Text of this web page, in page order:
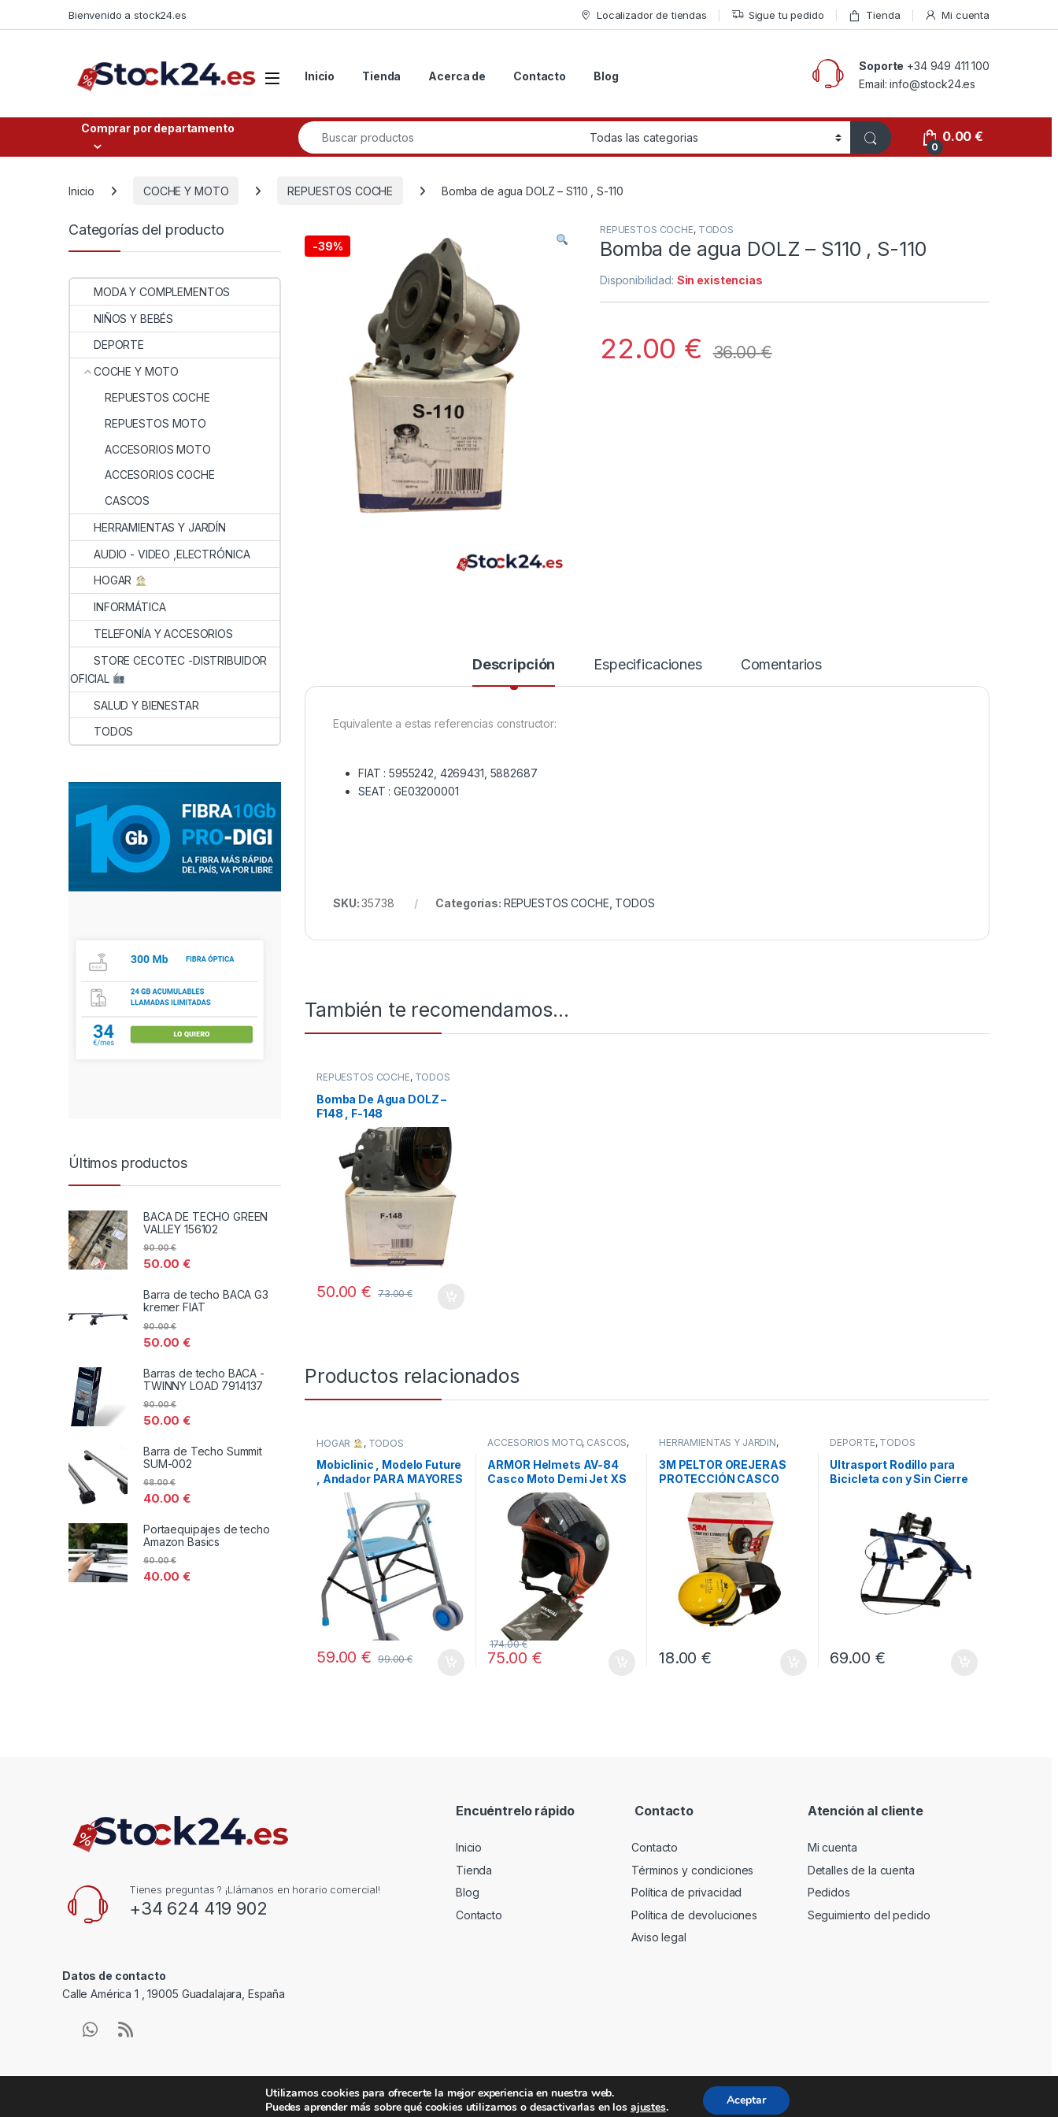
Bienvenido a stock24.es Localizador de tiendas Sigue tu pedido Tienda Mi cuenta
Open Inicio Tienda Acerca de Contacto Blog
Soporte +34 949 411 100
Email: info@stock24.es
Comprar por departamento Buscar por:
0
0.00€
Inicio COCHE Y MOTO REPUESTOS COCHE Bomba de agua DOLZ – S110 , S-110
-39%
REPUESTOS COCHE, TODOS
Bomba de agua DOLZ – S110 , S-110
Disponibilidad: Sin existencias
22.00 € 36.00€
Descripción Especificaciones Comentarios
Equivalente a estas referencias constructor:
FIAT :5955242, 4269431, 5882687
SEAT :GE03200001
SKU:35738 Categorías: REPUESTOS COCHE, TODOS
También te recomendamos…
REPUESTOS COCHE, TODOS
Bomba De Agua DOLZ –
F148 , F-148
50.00€ 73.00€
Productos relacionados
HOGAR , TODOS
Mobiclinic , Modelo Future
, Andador PARA MAYORES
O MINUSVALIDOS
59.00€ 99.00€
ACCESORIOS MOTO, CASCOS,
ARMOR Helmets AV-84
Casco Moto Demi Jet XS
75.00 €
174.00€
HERRAMIENTAS Y JARDÍN,
3M PELTOR OREJERAS
PROTECCIÓN CASCO
RUIDO -AMARILLO
18.00€
DEPORTE, TODOS
Ultrasport Rodillo para
Bicicleta con y Sin Cierre
69.00 €
Categorías del producto
MODA Y COMPLEMENTOS
NIÑOS Y BEBÉS
DEPORTE
COCHE Y MOTO
REPUESTOS COCHE
REPUESTOS MOTO
ACCESORIOS MOTO
ACCESORIOS COCHE
CASCOS
HERRAMIENTAS Y JARDÍN
AUDIO - VIDEO ,ELECTRÓNICA
HOGAR
INFORMÁTICA
TELEFONÍA Y ACCESORIOS
STORE CECOTEC -DISTRIBUIDOR
OFICIAL
SALUD Y BIENESTAR
TODOS
Últimos productos
BACA DE TECHO GREEN
VALLEY 156102
50.00€
90.00€
Barra de techo BACA G3
kremer FIAT
50.00€
90.00€
Barras de techo BACA -
TWINNY LOAD 7914137
50.00€
90.00€
Barra de Techo Summit
SUM-002
40.00€
68.00€
Portaequipajes de techo
Amazon Basics
40.00€
60.00€
Tienes preguntas ? ¡Llámanos en horario comercial!
+34 624 419 902
Datos de contacto
Calle América 1 , 19005 Guadalajara, España
Encuéntrelo rápido
Inicio
Tienda
Blog
Contacto
Contacto
Contacto
Términos y condiciones
Política de privacidad
Política de devoluciones
Aviso legal
Atención al cliente
Mi cuenta
Detalles de la cuenta
Pedidos
Seguimiento del pedido
© stock24.es - Reservados todos los derechos
Utilizamos cookies para ofrecerte la mejor experiencia en nuestra web.
Puedes aprender más sobre qué cookies utilizamos o desactivarlas en los ajustes. Aceptar